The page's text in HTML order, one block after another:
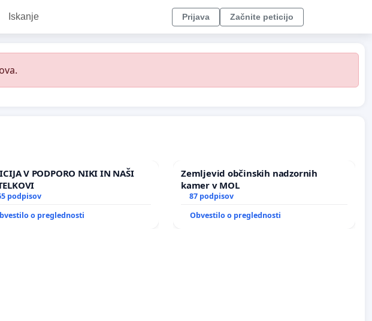
Iskanje Prijava Začnite peticijo
V PODPORO NIKI IN NAŠI
podpisov
o preglednosti
Zemljevid občinskih nadzornih
kamer v MOL
87 podpisov
Obvestilo o preglednosti